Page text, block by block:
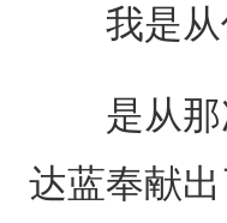
我是从
是从那次
达蓝奉献